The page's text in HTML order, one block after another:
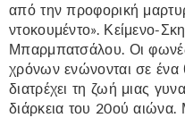
από την προφορική
ντοκουμέντο». Κείμενο-
Μπαρμπατσάλου. Οι
χρόνων ενώνονται σε ένα
διατρέχει τη ζωή μιας
διάρκεια του 20ού αιώνα.